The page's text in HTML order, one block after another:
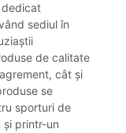
dedicat
sediul în
de calitate
cât și
se
sporturi de
și printr-un